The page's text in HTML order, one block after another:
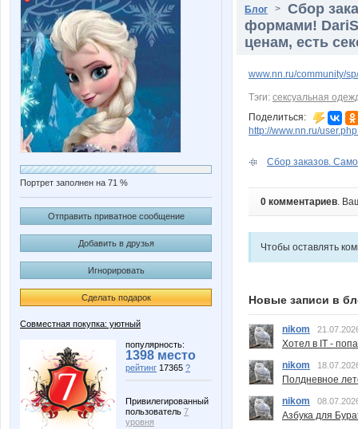
Портрет заполнен на 71 %
Отправить приватное сообщение
Добавить в друзья
Игнорировать
Сделать подарок
Совместная покупка: уютный
популярность:
1398 место
рейтинг 17365 ?
Привилегированный
пользователь 7
уровня
Блог > Сбор
формами!
ценам, есть
www.nn.ru/community/
Тэги: сексуальная
Поделиться:
http://www.nn.ru/
Сбор заказов.
0 комментариев.
Чтобы оставлять
Новые записи в
nikom
Хотел в IT -
nikom
Полдневное
nikom
Азбука для